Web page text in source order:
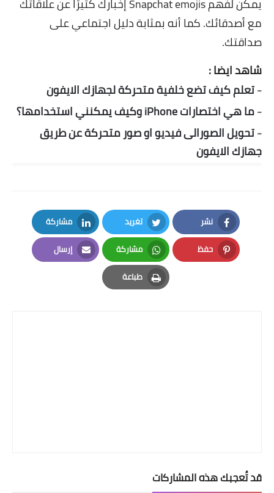
مع أصدقائك. كما أنه بمثابة دليل اجتماعي على
صداقتك.
شاهد ايضا :
-تعلم كيف تضع خلفية متحركة لجهازك الايفون
-ما هي اختصارات iPhone وكيف يمكنني استخدامها؟
-تحويل الصورالى فيديو او صور متحركة عن طريق
جهازك الايفون
نشر
Facebook
تغريد
Twitter
مشاركة
LinkedIn
حفظ
Pinterest
مشاركة
Whatsapp
إرسال
Email
طباعة
Print
قد تُعجبك هذه المشاركات